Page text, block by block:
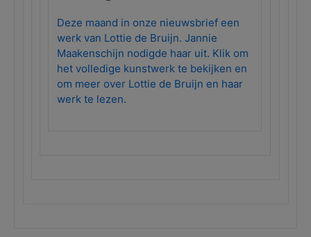
Deze maand in onze nieuwsbrief een
werk van Lottie de Bruijn. Jannie
Maakenschijn nodigde haar uit. Klik om
het volledige kunstwerk te bekijken en
om meer over Lottie de Bruijn en haar
werk te lezen.